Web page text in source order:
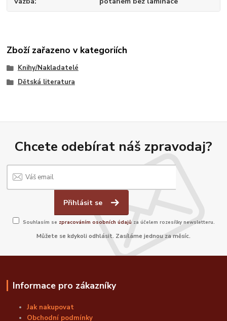
Zboží zařazeno v kategoriích
Knihy/Nakladatelé
Dětská literatura
Chcete odebírat náš zpravodaj?
Přihlásit se
Souhlasím se zpracováním osobních údajů za účelem rozesílky newsletteru.
Můžete se kdykoli odhlásit. Zasíláme jednou za měsíc.
Informace pro zákazníky
Jak nakupovat
Obchodní podmínky